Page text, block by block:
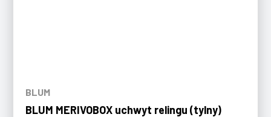
BLUM
BLUM MERIVOBOX uchwyt relingu (tylny)